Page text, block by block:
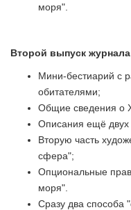
моря".
Второй выпуск
Мини-бестиарий с
обитателями;
Общие сведения о
Описания ещё двух
Вторую часть
сфера";
Опциональные
моря".
Сразу два способа